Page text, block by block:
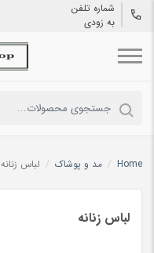
شماره تلفن
به زودی
Home
/ مد و پوشاک / لباس زنانه
لباس زنانه